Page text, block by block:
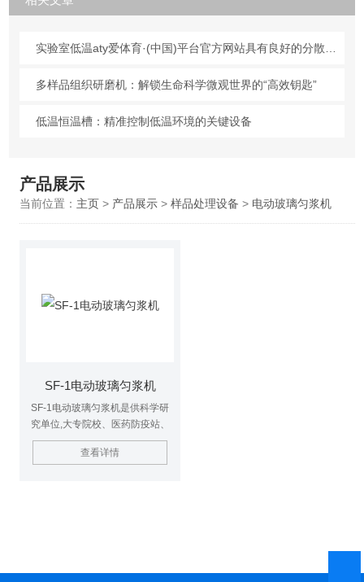
多样品组织研磨机：解锁生命科学微观世界的“高效钥匙”
低温恒温槽：精准控制低温环境的关键设备
产品展示
当前位置： 主页> 产品展示> 样品处理设备 > 电动玻璃匀浆机
SF-1电动玻璃匀浆机
SF-1电动玻璃匀浆机是供科学研
究单位,大专院校、医药防疫站、
餐饮行业、重工业、农业、环境卫
生保护,森林保护等部门实验室进
查看详情